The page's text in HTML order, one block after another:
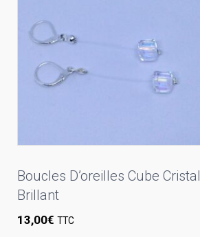
Boucles D’oreilles Cube Cristal
Brillant
13,00€ TTC